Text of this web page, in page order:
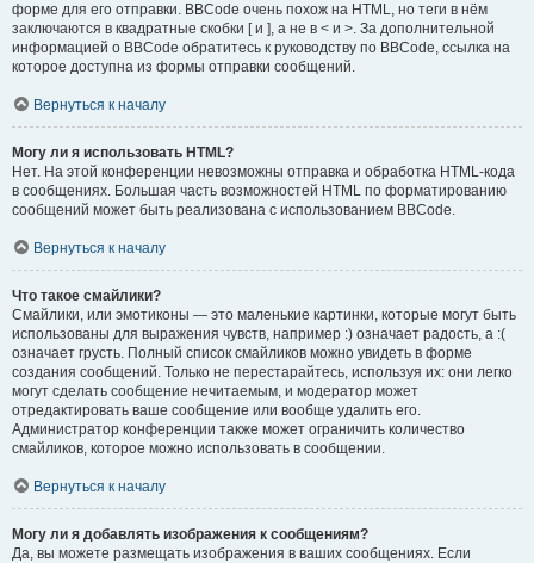
форме для его отправки. BBCode очень похож на HTML, но теги в нём
заключаются в квадратные скобки [ и ], а не в < и >. За дополнительной
информацией о BBCode обратитесь к руководству по BBCode, ссылка на
которое доступна из формы отправки сообщений.
Вернуться к началу
Могу ли я использовать HTML?
Нет. На этой конференции невозможны отправка и обработка HTML-кода
в сообщениях. Большая часть возможностей HTML по форматированию
сообщений может быть реализована с использованием BBCode.
Вернуться к началу
Что такое смайлики?
Смайлики, или эмотиконы — это маленькие картинки, которые могут быть
использованы для выражения чувств, например :) означает радость, а :(
означает грусть. Полный список смайликов можно увидеть в форме
создания сообщений. Только не перестарайтесь, используя их: они легко
могут сделать сообщение нечитаемым, и модератор может
отредактировать ваше сообщение или вообще удалить его.
Администратор конференции также может ограничить количество
смайликов, которое можно использовать в сообщении.
Вернуться к началу
Могу ли я добавлять изображения к сообщениям?
Да, вы можете размещать изображения в ваших сообщениях. Если